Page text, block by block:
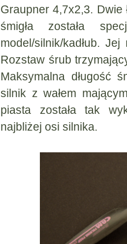
Graupner 4,7x2,3. Dwie
śmigła została
model/silnik/kadłub.
Rozstaw śrub
Maksymalna długość
silnik z wałem
piasta została tak
najbliżej osi silnika.